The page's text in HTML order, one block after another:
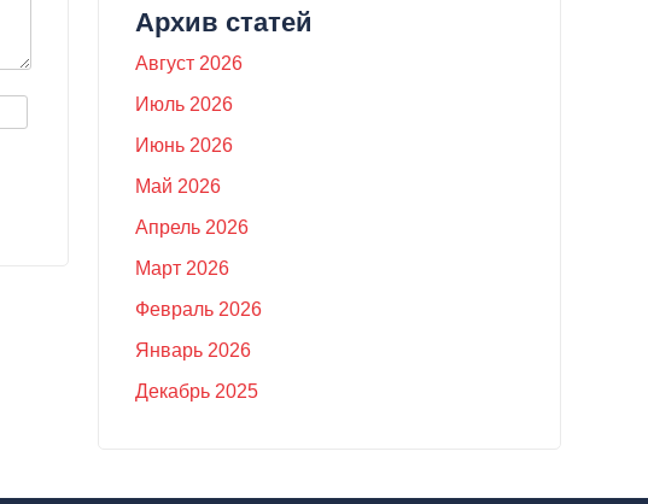
Архив статей
Август 2026
Июль 2026
Июнь 2026
Май 2026
Апрель 2026
Март 2026
Февраль 2026
Январь 2026
Декабрь 2025